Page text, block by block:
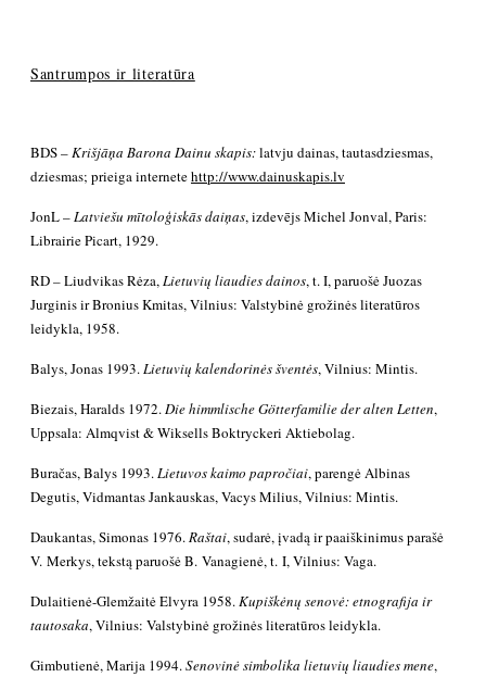
Santrumpos ir literatūra
BDS –Krišjāņa Barona Dainu skapis:latvju dainas, tautasdziesmas,
dziesmas; prieiga internetehttp://www.dainuskapis.lv
JonL –Latviešu mītoloģiskās daiņas, izdevējs Michel Jonval, Paris:
Librairie Picart, 1929.
RD–Liudvikas Rėza,Lietuvių liaudies dainos, t. I, paruošė Juozas
Jurginis ir Bronius Kmitas, Vilnius: Valstybinė grožinės literatūros
leidykla, 1958.
Balys, Jonas 1993.Lietuvių kalendorinės šventės, Vilnius: Mintis.
Biezais, Haralds 1972.Die himmlische Götterfamilie der alten Letten,
Uppsala: Almqvist & Wiksells Boktryckeri Aktiebolag.
Buračas, Balys 1993.Lietuvos kaimo papročiai, parengė Albinas
Degutis, Vidmantas Jankauskas, Vacys Milius, Vilnius: Mintis.
Daukantas, Simonas 1976.Raštai, sudarė, įvadą ir paaiškinimus parašė
V. Merkys, tekstą paruošė B. Vanagienė, t. I, Vilnius: Vaga.
Dulaitienė-Glemžaitė Elvyra 1958.Kupiškėnų senovė: etnografija ir
tautosaka,Vilnius: Valstybinė grožinės literatūros leidykla.
Gimbutienė, Marija 1994.Senovinė simbolika lietuvių liaudies mene,